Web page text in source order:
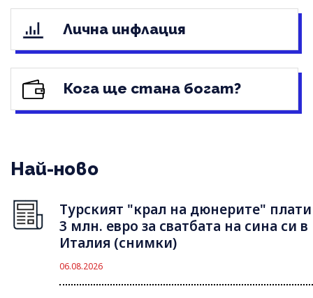
Лична инфлация
Кога ще стана богат?
Най-ново
Турският "крал на дюнерите" плати
3 млн. евро за сватбата на сина си в
Италия (снимки)
06.08.2026